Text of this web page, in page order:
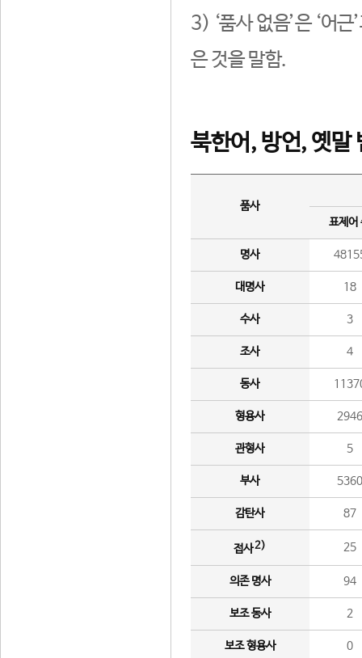
3) ‘품사 없음’은 ‘어
은 것을 말함.
북한어, 방언, 옛말
품사
표제어
명사
대명사 18
수사 3
조사 4
동사
형용사 2946
관형사 5
부사 5360
감탄사 87
접사2) 25
의존 명사 94
보조 동사 2
보조 형용사 0